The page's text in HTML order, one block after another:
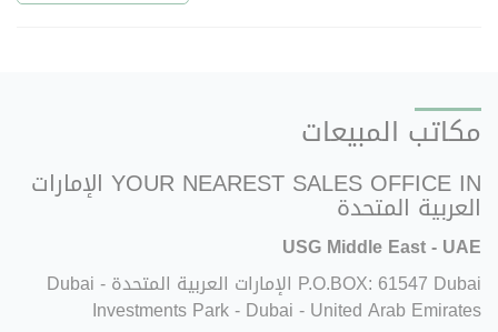
مكاتب المبيعات
YOUR NEAREST SALES OFFICE IN الإمارات
العربية المتحدة
USG Middle East - UAE
P.O.BOX: 61547 Dubai الإمارات العربية المتحدة - Dubai
Investments Park - Dubai - United Arab Emirates